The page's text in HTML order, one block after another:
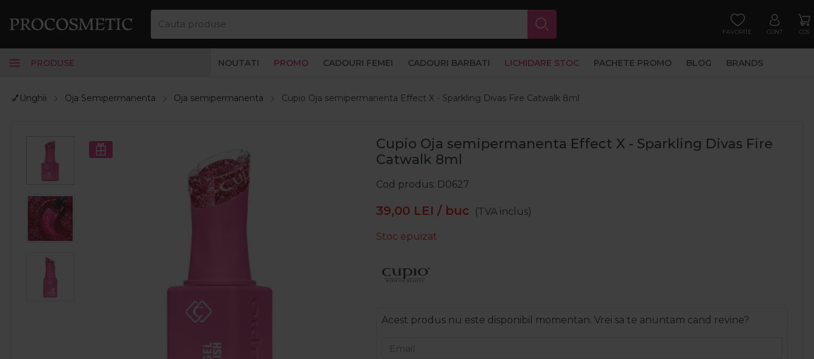
FAVORITE CONT COS
PRODUSE NOUTATI PROMO CADOURI FEMEI CADOURI BARBATI LICHIDARE STOC PACHETE PROMO BLOG BRANDS
💅Unghii Oja Semipermanenta Oja semipermanenta Cupio Oja semipermanenta Effect X - Sparkling Divas Fire Catwalk 8ml
Cupio Oja semipermanenta Effect X - Sparkling Divas Fire
Catwalk 8ml
Cod produs D0627
39,00 LEI / buc (TVA inclus)
Stoc epuizat
Acest produs nu este disponibil momentan. Vrei sa te anuntam cand revine?
Email